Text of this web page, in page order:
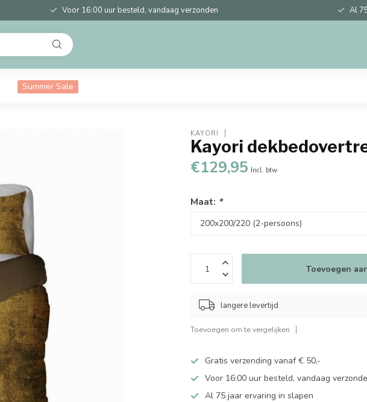
Voor 16:00 uur besteld, vandaag verzonden Al
Summer Sale
KAYORI
Kayori
€129,95 Incl. btw
Maat: *
Toevoegen
langere levertijd
Toevoegen om te vergelijken
Gratis verzending vanaf € 50,-
Voor 16:00 uur besteld, vandaag
Al 75 jaar ervaring in slapen